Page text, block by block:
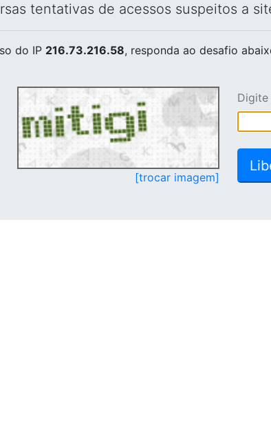
tentativas de acessos suspeitos a
do IP 216.73.216.58, responda ao desafio
[trocar imagem]
Digite